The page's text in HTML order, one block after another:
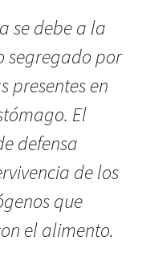
se debe a la
segregado por
presentes en
El
defensa
de los
que
el alimento.